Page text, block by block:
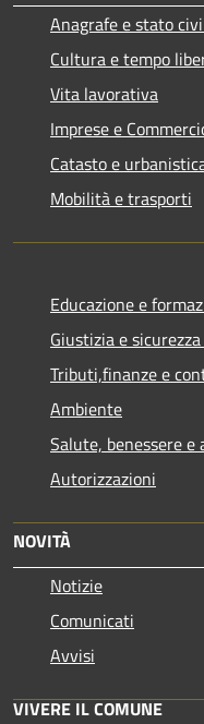
Anagrafe e stato
Cultura e tempo
Vita lavorativa
Imprese e
Catasto e
Mobilità e trasporti
Educazione e
Giustizia e
Tributi,finanze e
Ambiente
Salute, benessere e
Autorizzazioni
NOVITÀ
Notizie
Comunicati
Avvisi
VIVERE IL COMUNE